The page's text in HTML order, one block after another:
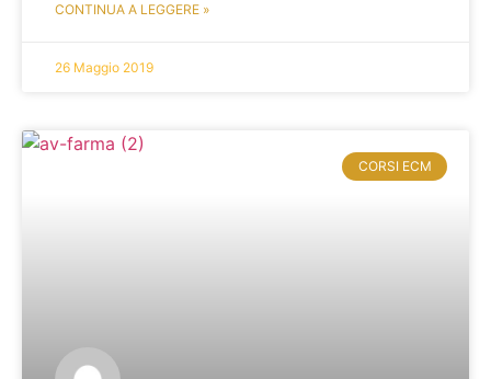
CONTINUA A LEGGERE »
26 Maggio 2019
CORSI ECM